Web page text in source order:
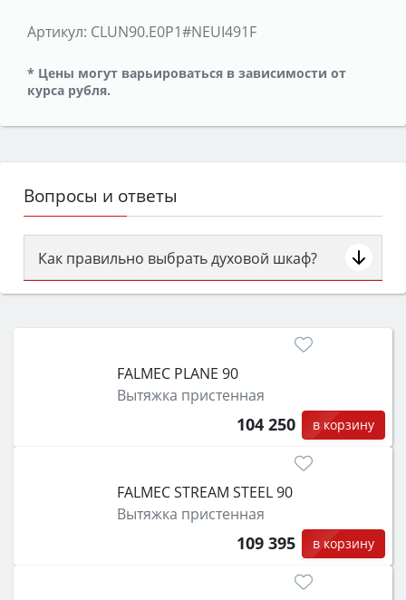
Артикул: CLUN90.E0P1#NEUI491F
* Цены могут варьироваться в зависимости от
курса рубля.
Вопросы и ответы
Как правильно выбрать духовой шкаф?
Сначала определитесь с типом (газовый или
затем смотрите на объём 50–70 л для семьи,
функции (конвекция, гриль, самоочистка,
защита от детей).
FALMEC PLANE 90
Вытяжка пристенная
104 250 в корзину
FALMEC STREAM STEEL 90
Вытяжка пристенная
109 395 в корзину